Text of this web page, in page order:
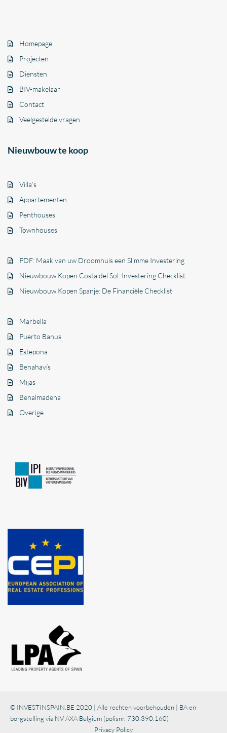
Homepage
Projecten
Diensten
BIV-makelaar
Contact
Veelgestelde vragen
Nieuwbouw te koop
Villa’s
Appartementen
Penthouses
Townhouses
PDF: Maak van uw Droomhuis een Slimme Investering
Nieuwbouw Kopen Costa del Sol: Investering Checklist
Nieuwbouw Kopen Spanje: De Financiële Checklist
Marbella
Puerto Banus
Estepona
Benahavís
Mijas
Benalmadena
Overige
© INVESTINSPAIN.BE 2020 | Alle rechten voorbehouden | BA en
borgstelling via NV AXA Belgium (polisnr. 730.390.160)
Privacy Policy